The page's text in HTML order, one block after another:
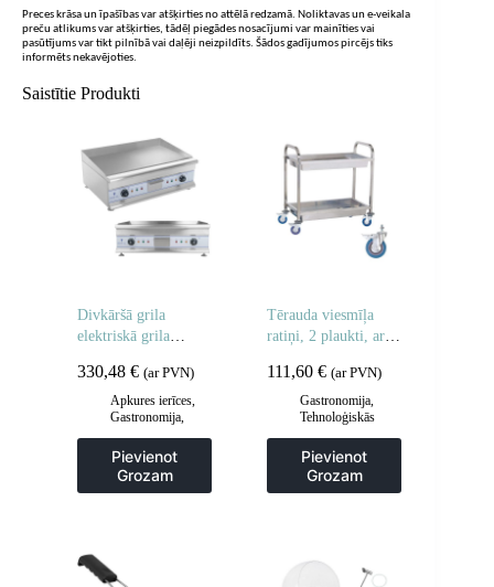
Preces krāsa un īpašības var atšķirties no attēlā redzamā. Noliktavas un e-veikala
preču atlikums var atšķirties, tādēļ piegādes nosacījumi var mainīties vai
pasūtījums var tikt pilnībā vai daļēji neizpildīts. Šādos gadījumos pircējs tiks
informēts nekavējoties.
Saistītie Produkti
Divkāršā grila
elektriskā grila
330,48 € (ar PVN)
Apkures ierīces
Gastronomija
sildīšanas
plāksnes,Grila
šķīvji,Virtuve
Pievienot
Grozam
Tērauda viesmīļa
ratiņi, 2 plaukti, ar
111,60€ (ar PVN)
Gastronomija
Tehnoloģiskās
un transporta ratiņi
Virtuve
Pievienot
Grozam